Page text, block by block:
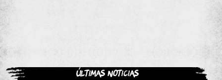
Últimas noticias